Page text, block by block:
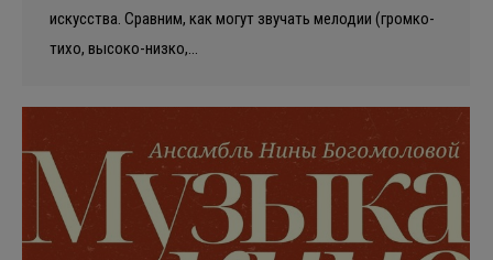
искусства. Сравним, как могут звучать мелодии (громко-
тихо, высоко-низко,…